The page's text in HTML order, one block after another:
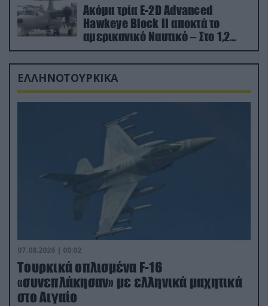
Ακόμα τρία E-2D Advanced
Hawkeye Block II αποκτά το
αμερικανικό Ναυτικό – Στο 1,2
δισ.δολάρια το κόστος
ΕΛΛΗΝΟΤΟΥΡΚΙΚΑ
07.08.2026 | 00:02
Τουρκικά οπλισμένα F-16
«συνεπλάκησαν» με ελληνικά μαχητικά
στο Αιγαίο